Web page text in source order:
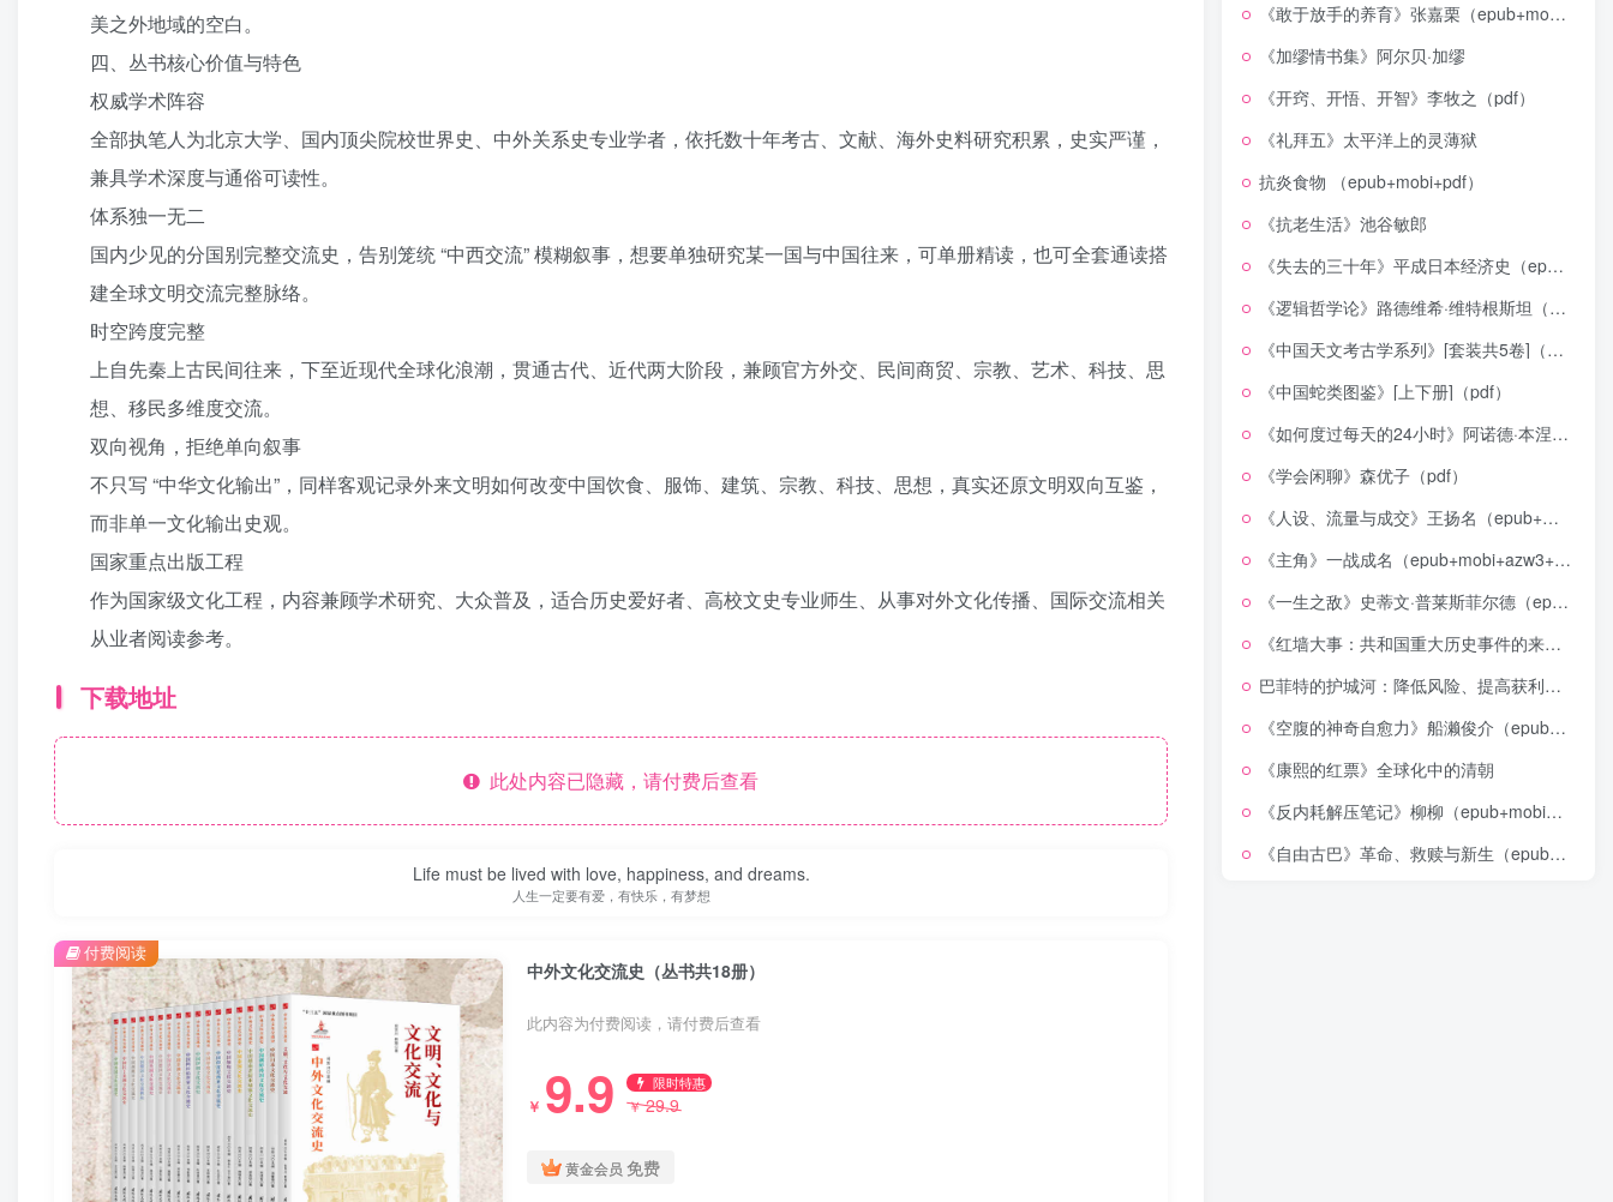
美之外地域的空白。
四、丛书核心价值与特色
权威学术阵容
全部执笔人为北京大学、国内顶尖院校世界史、中外关系史专业学者，依托数十年考古、文献、海外史料研究积累，史实严谨，
兼具学术深度与通俗可读性。
体系独一无二
国内少见的分国别完整交流史，告别笼统 “中西交流” 模糊叙事，想要单独研究某一国与中国往来，可单册精读，也可全套通读搭
建全球文明交流完整脉络。
时空跨度完整
上自先秦上古民间往来，下至近现代全球化浪潮，贯通古代、近代两大阶段，兼顾官方外交、民间商贸、宗教、艺术、科技、思
想、移民多维度交流。
双向视角，拒绝单向叙事
不只写 “中华文化输出”，同样客观记录外来文明如何改变中国饮食、服饰、建筑、宗教、科技、思想，真实还原文明双向互鉴，
而非单一文化输出史观。
国家重点出版工程
作为国家级文化工程，内容兼顾学术研究、大众普及，适合历史爱好者、高校文史专业师生、从事对外文化传播、国际交流相关
从业者阅读参考。
下载地址
此处内容已隐藏，请付费后查看
Life must be lived with love, happiness, and dreams.
人生一定要有爱，有快乐，有梦想
中外文化交流史（丛书共18册）
此内容为付费阅读，请付费后查看
￥ 9.9 限时特惠
￥29.9
黄金会员 免费
付费阅读
《敢于放手的养育》张嘉栗（epub+mobi+azw3+pdf）
《加缪情书集》阿尔贝·加缪
《开窍、开悟、开智》李牧之（pdf）
《礼拜五》太平洋上的灵薄狱
抗炎食物 （epub+mobi+pdf）
《抗老生活》池谷敏郎
《失去的三十年》平成日本经济史（epub+mobi+azw3+pdf）
《逻辑哲学论》路德维希·维特根斯坦（epub+mobi+azw3+pdf）
《中国天文考古学系列》[套装共5卷]（epub+mobi+azw3+pdf）
《中国蛇类图鉴》[上下册]（pdf）
《如何度过每天的24小时》阿诺德·本涅特（epub+mobi+azw3+pdf）
《学会闲聊》森优子（pdf）
《人设、流量与成交》王扬名（epub+mobi+azw3+pdf）
《主角》一战成名（epub+mobi+azw3+pdf）
《一生之敌》史蒂文·普莱斯菲尔德（epub+mobi+azw3+pdf）
《红墙大事：共和国重大历史事件的来龙去脉》（全二册）（pdf）
巴菲特的护城河：降低风险、提高获利的股市真规则(epub+azw3+mobi)
《空腹的神奇自愈力》船濑俊介（epub+mobi+azw3+pdf）
《康熙的红票》全球化中的清朝
《反内耗解压笔记》柳柳（epub+mobi+azw3+pdf）
《自由古巴》革命、救赎与新生（epub+mobi+azw3+pdf）